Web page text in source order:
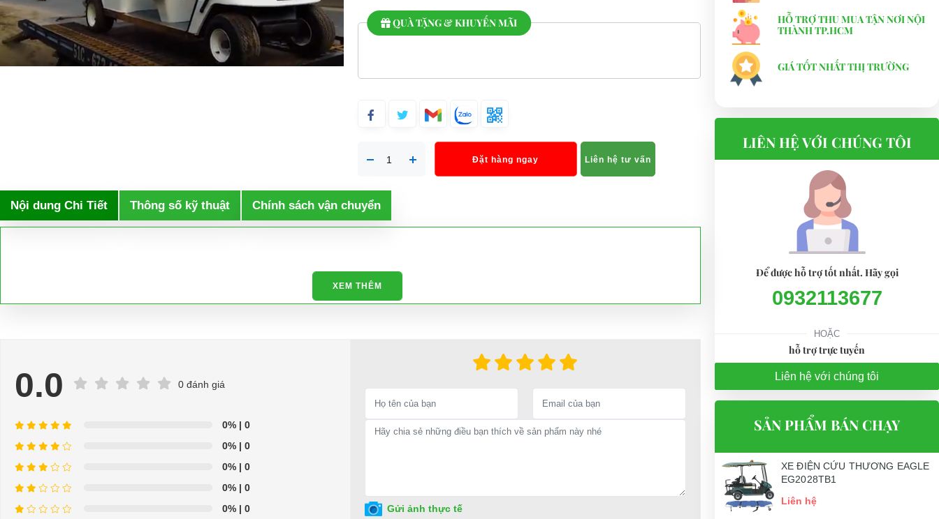
QUÀ TẶNG & KHUYẾN MÃI
Đặt hàng ngay Liên hệ tư vấn
Nội dung Chi Tiết Thông số kỹ thuật Chính sách vận chuyển
XEM THÊM
0.0 0 đánh giá
0%| 0
0%| 0
0%| 0
0%| 0
0%| 0 Gửi ảnh thực tế
HỖ TRỢ THU MUA TẬN NƠI NỘI
THÀNH TP.HCM
GIÁ TỐT NHẤT THỊ TRƯỜNG
LIÊN HỆ VỚI CHÚNG TÔI
Để được hỗ trợ tốt nhất. Hãy gọi
0932113677
HOẶC
hỗ trợ trực tuyến
Liên hệ với chúng tôi
SẢN PHẨM BÁN CHẠY
XE ĐIỆN CỨU THƯƠNG EAGLE
EG2028TB1
Liên hệ